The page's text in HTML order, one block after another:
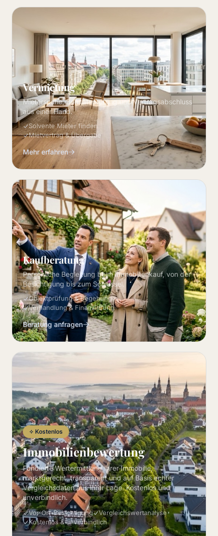
Vermietung
Mietersuche, Bonitätsprüfung und Vertragsabschluss
aus einer Hand.
Solvente Mieter finden
Mietvertrag & Übergabe
Mehr erfahren
Kaufberatung
Persönliche Begleitung beim Immobilienkauf, von der
Besichtigung bis zum Schlüssel.
Objektprüfung & Begehung
Verhandlung & Finanzierung
Beratung anfragen
Kostenlos
Immobilienbewertung
Fundierte Wertermittlung Ihrer Immobilie,
marktgerecht, transparent und auf Basis echter
Vergleichsdaten aus Ihrer Lage. Kostenlos und
unverbindlich.
Vor-Ort-Besichtigung
Vergleichswertanalyse
Kostenlos & unverbindlich